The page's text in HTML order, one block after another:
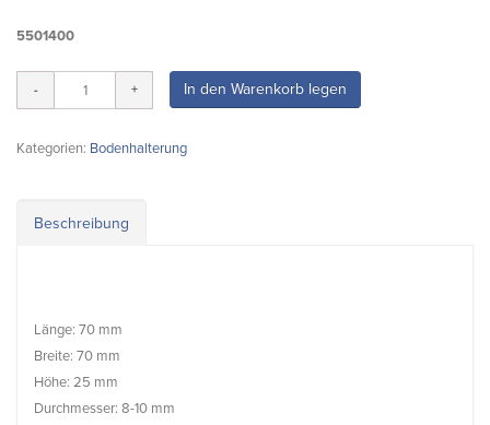
5501400
In den Warenkorb legen
Kategorien: Bodenhalterung
Beschreibung
Länge: 70 mm
Breite: 70 mm
Höhe: 25 mm
Durchmesser: 8-10 mm